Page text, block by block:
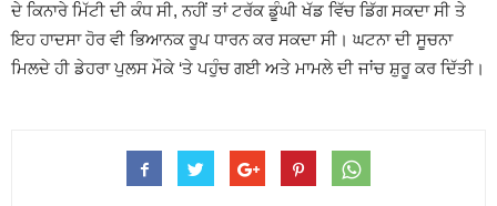
ਦੇ ਕਿਨਾਰੇ ਮਿੱਟੀ ਦੀ ਕੰਧ ਸੀ, ਨਹੀਂ ਤਾਂ ਟਰੱਕ ਡੂੰਘੀ ਖੱਡ ਵਿੱਚ ਡਿੱਗ ਸਕਦਾ ਸੀ ਤੇ
ਇਹ ਹਾਦਸਾ ਹੋਰ ਵੀ ਭਿਆਨਕ ਰੂਪ ਧਾਰਨ ਕਰ ਸਕਦਾ ਸੀ। ਘਟਨਾ ਦੀ ਸੂਚਨਾ
ਮਿਲਦੇ ਹੀ ਡੇਹਰਾ ਪੁਲਸ ਮੌਕੇ ‘ਤੇ ਪਹੁੰਚ ਗਈ ਅਤੇ ਮਾਮਲੇ ਦੀ ਜਾਂਚ ਸ਼ੁਰੂ ਕਰ ਦਿੱਤੀ।